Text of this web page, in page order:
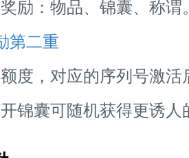
励：物品、锦囊、称谓
第二重
，对应的序列号激活
锦囊可随机获得更诱人